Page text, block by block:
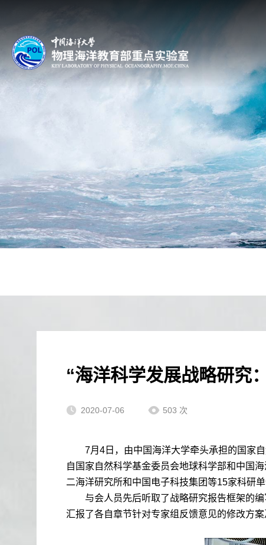
“海洋科学发展战略研究
2020-07-06 503 次
7月 4 日，由中国海洋大学牵头承担的国家
自国家自然科学基金委员会地球科学部和中国
二海洋研究所和中国电子科技集团等15家科研
与会人员先后听取了战略研究报告框架的
汇报了各自章节针对专家组反馈意见的修改方案